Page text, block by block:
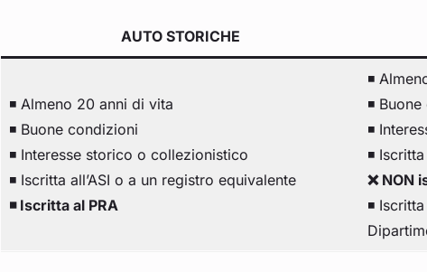
AUTO STORICHE
◾ Almeno 20 anni di vita
◾ Buone condizioni
◾ Interesse storico o collezionistico
◾ Iscritta all’ASI o a un registro equivalente
◾ Iscritta al PRA
◾
◾
◾
◾
❌ NON
◾